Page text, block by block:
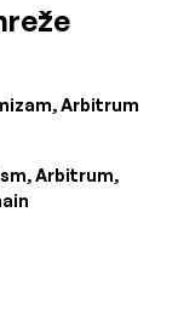
Arbitrum
Arbitrum,